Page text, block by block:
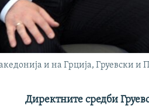
и на Грција, Груевски и
Директните средби